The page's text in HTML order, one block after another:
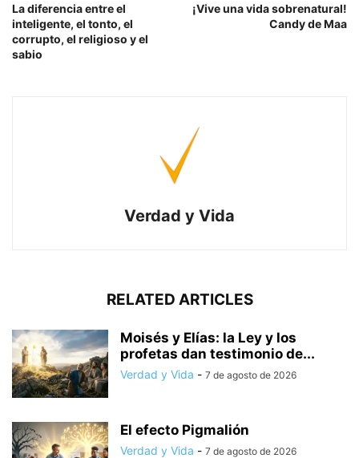
La diferencia entre el
inteligente, el tonto, el
corrupto, el religioso y el
sabio
¡Vive una vida sobrenatural!
Candy de Maa
Verdad y Vida
RELATED ARTICLES
Moisés y Elías: la Ley y los
profetas dan testimonio de...
Verdad y Vida - 7 de agosto de 2026
El efecto Pigmalión
Verdad y Vida - 7 de agosto de 2026